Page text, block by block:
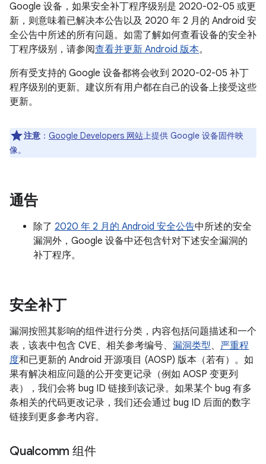
Google 设备，如果安全补丁程序级别是 2020-02-05 或更
新，则意味着已解决本公告以及 2020 年 2 月的 Android 安
全公告中所述的所有问题。如需了解如何查看设备的安全补
丁程序级别，请参阅查看并更新 Android 版本。
所有受支持的 Google 设备都将会收到 2020-02-05 补丁
程序级别的更新。建议所有用户都在自己的设备上接受这些
更新。
注意 ： Google Developers 网站上提供 Google 设备固件映
像。
通告
除了 2020 年 2 月的 Android 安全公告中所述的安全
漏洞外，Google 设备中还包含针对下述安全漏洞的
补丁程序。
安全补丁
漏洞按照其影响的组件进行分类，内容包括问题描述和一个
表，该表中包含 CVE、相关参考编号、 漏洞类型、 严重程
度和已更新的 Android 开源项目 (AOSP) 版本（若有）。如
果有解决相应问题的公开变更记录（例如 AOSP 变更列
表），我们会将 bug ID 链接到该记录。如果某个 bug 有多
条相关的代码更改记录，我们还会通过 bug ID 后面的数字
链接到更多参考内容。
Qualcomm 组件